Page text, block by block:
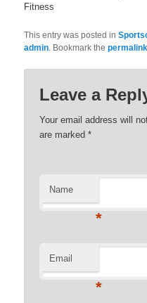
Fitness
This entry was posted in
admin. Bookmark thepermalink
Leave a
Your email address will
are marked*
Name
*
Email
*